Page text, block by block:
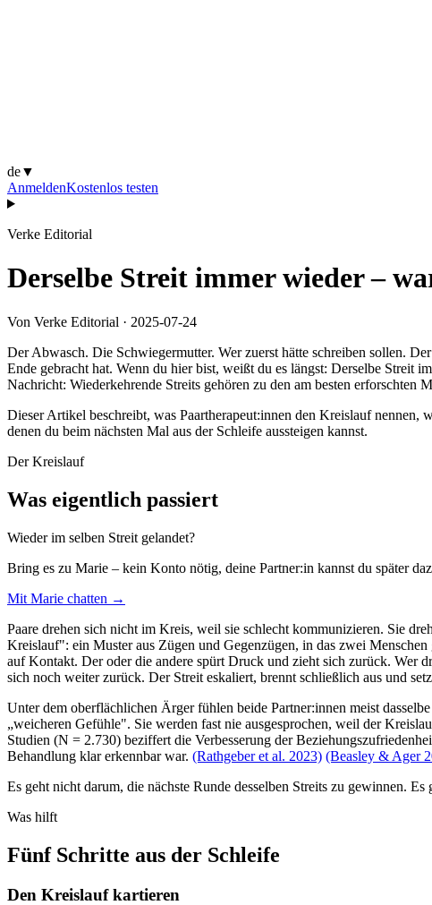
de▼
AnmeldenKostenlos testen
Verke Editorial
Derselbe Streit immer wieder –
Von Verke Editorial · 2025-07-24
Der Abwasch. Die Schwiegermutter. Wer zuerst hätte schreiben sollen.
Ende gebracht hat. Wenn du hier bist, weißt du es längst: Derselbe Streit
Nachricht: Wiederkehrende Streits gehören zu den am besten erforschten
Dieser Artikel beschreibt, was Paartherapeut:innen den Kreislauf
denen du beim nächsten Mal aus der Schleife aussteigen kannst.
Der Kreislauf
Was eigentlich passiert
Wieder im selben Streit gelandet?
Bring es zu Marie – kein Konto nötig, deine Partner:in kannst du später
Mit Marie chatten →
Paare drehen sich nicht im Kreis, weil sie schlecht kommunizieren. Sie
Kreislauf": ein Muster aus Zügen und Gegenzügen, in das zwei
auf Kontakt. Der oder die andere spürt Druck und zieht sich zurück. Wer
sich noch weiter zurück. Der Streit eskaliert, brennt schließlich aus und
Unter dem oberflächlichen Ärger fühlen beide Partner:innen meist
„weicheren Gefühle". Sie werden fast nie ausgesprochen, weil der
Studien (N = 2.730) beziffert die Verbesserung der
Behandlung klar erkennbar war. (Rathgeber et al. 2023) (Beasley & Ager
Es geht nicht darum, die nächste Runde desselben Streits zu gewinnen.
Was hilft
Fünf Schritte aus der Schleife
Den Kreislauf kartieren